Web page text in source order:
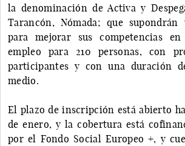
la denominación de Activa y
Tarancón, Nómada; que
para mejorar sus competencias
empleo para 210 personas, con
participantes y con una duración
medio.
El plazo de inscripción está abierto
de enero, y la cobertura está
por el Fondo Social Europeo +, y